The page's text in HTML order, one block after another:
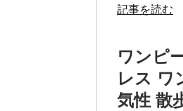
記事を読む
ワンピ
レス ワ
気性 散